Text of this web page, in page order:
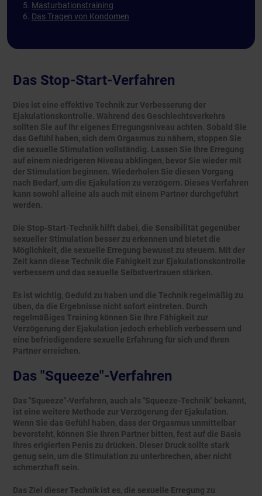
Das Stop-Start-Verfahren
Dies ist eine effektive Technik zur Verbesserung der
Ejakulationskontrolle. Während des Geschlechtsverkehrs
sollten Sie auf Ihr eigenes Erregungsniveau achten. Sobald Sie
das Gefühl haben, sich dem Orgasmus zu nähern, stoppen Sie
die sexuelle Stimulation vollständig. Lassen Sie Ihre Erregung
auf einem niedrigeren Niveau abklingen, bevor Sie wieder mit
der Stimulation beginnen. Wiederholen Sie diesen Vorgang
nach Bedarf, um die Ejakulation zu verzögern. Dieses Verfahren
kann sowohl alleine als auch mit einem Partner durchgeführt
werden.
Die Stop-Start-Technik hilft dabei, die Sensibilität gegenüber
sexueller Stimulation besser zu erkennen und bietet die
Möglichkeit, die sexuelle Erregung bewusst zu steuern. Mit der
Zeit kann diese Technik die Fähigkeit zur Ejakulationskontrolle
verbessern und das sexuelle Selbstvertrauen stärken.
Es ist wichtig, Geduld zu haben und die Technik regelmäßig zu
üben, da die Ergebnisse nicht sofort eintreten. Durch
regelmäßiges Training können Sie Ihre Fähigkeit zur
Verzögerung der Ejakulation jedoch erheblich verbessern und
eine befriedigendere sexuelle Erfahrung für sich und Ihren
Partner erreichen.
Das "Squeeze"-Verfahren
Das "Squeeze"-Verfahren, auch als "Squeeze-Technik" bekannt,
ist eine weitere Methode zur Verzögerung der Ejakulation.
Wenn Sie das Gefühl haben, dass der Orgasmus unmittelbar
bevorsteht, können Sie Ihren Partner bitten, fest auf die Basis
Ihres erigierten Penis zu drücken. Dieser Druck sollte stark
genug sein, um die Stimulation zu unterbrechen, aber nicht
schmerzhaft sein.
Das Ziel dieser Technik ist es, die sexuelle Erregung zu
Masturbationstraining
Das Tragen von Kondomen